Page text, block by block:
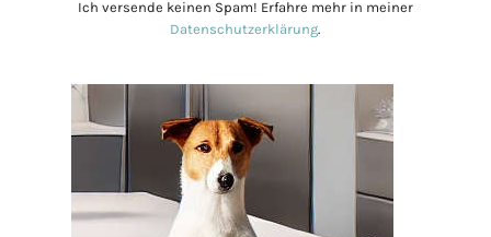
Ich versende keinen Spam! Erfahre mehr in meiner
Datenschutzerklärung.